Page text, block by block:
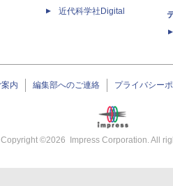
近代科学社Digital
内 編集部へのご連絡 プライバシー
Copyright ©2026 Impress Corporation. All